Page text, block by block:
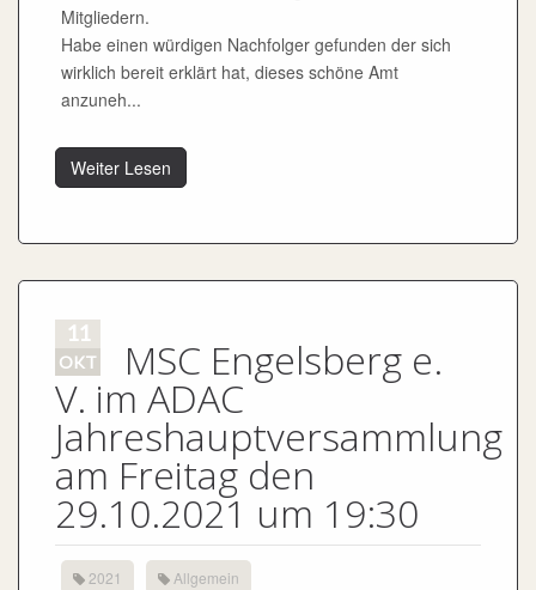
Mitgliedern.
Habe einen würdigen Nachfolger gefunden der sich
wirklich bereit erklärt hat, dieses schöne Amt
anzuneh...
Weiter Lesen
11
OKT MSC Engelsberg e.
V. im ADAC
Jahreshauptversammlung
am Freitag den
29.10.2021 um 19:30
2021 Allgemein